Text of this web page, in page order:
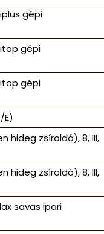
gépi
gépi
gépi
E)
hideg zsíroldó), 8, III,
hideg zsíroldó), 8, III,
savas ipari